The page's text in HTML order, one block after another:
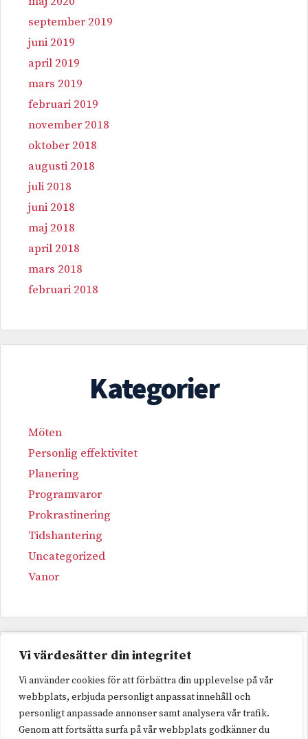
Vi värdesätter din integritet
Vi använder cookies för att förbättra din upplevelse på vår
webbplats, erbjuda personligt anpassat innehåll och
personligt anpassade annonser samt analysera vår trafik.
Genom att fortsätta surfa på vår webbplats godkänner du
september 2019
juni 2019
april 2019
mars 2019
februari 2019
november 2018
oktober 2018
augusti 2018
juli 2018
juni 2018
maj 2018
april 2018
mars 2018
februari 2018
Kategorier
Möten
Personlig effektivitet
Planering
Programvaror
Prokrastinering
Tidshantering
Uncategorized
Vanor
Etiketter
surdegar Utbildning